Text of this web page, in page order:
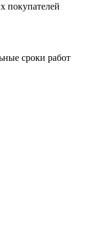
покупателей
сроки работ